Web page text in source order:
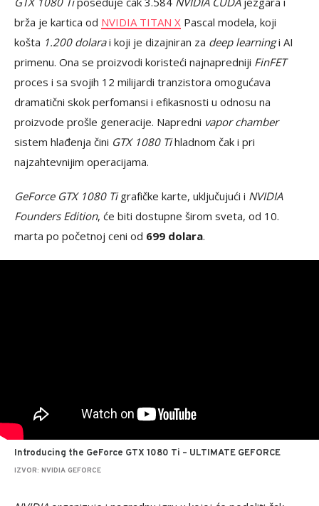
brža je kartica od NVIDIA TITAN X Pascal modela, koji
košta 1.200 dolarai koji je dizajniran za deep learningi AI
primenu. Ona se proizvodi koristeći najnapredniji FinFET
proces i sa svojih 12 milijardi tranzistora omogućava
dramatični skok perfomansi i efikasnosti u odnosu na
proizvode prošle generacije. Napredni vapor chamber
sistem hlađenja čini GTX 1080 Tihladnom čak i pri
najzahtevnijim operacijama.
GeForce GTX 1080 Tigrafičke karte, uključujući i NVIDIA
Founders Edition, će biti dostupne širom sveta, od 10.
marta po početnoj ceni od 699 dolara.
Introducing the GeForce GTX 1080 Ti – ULTIMATE GEFORCE
IZVOR: NVIDIA GEFORCE